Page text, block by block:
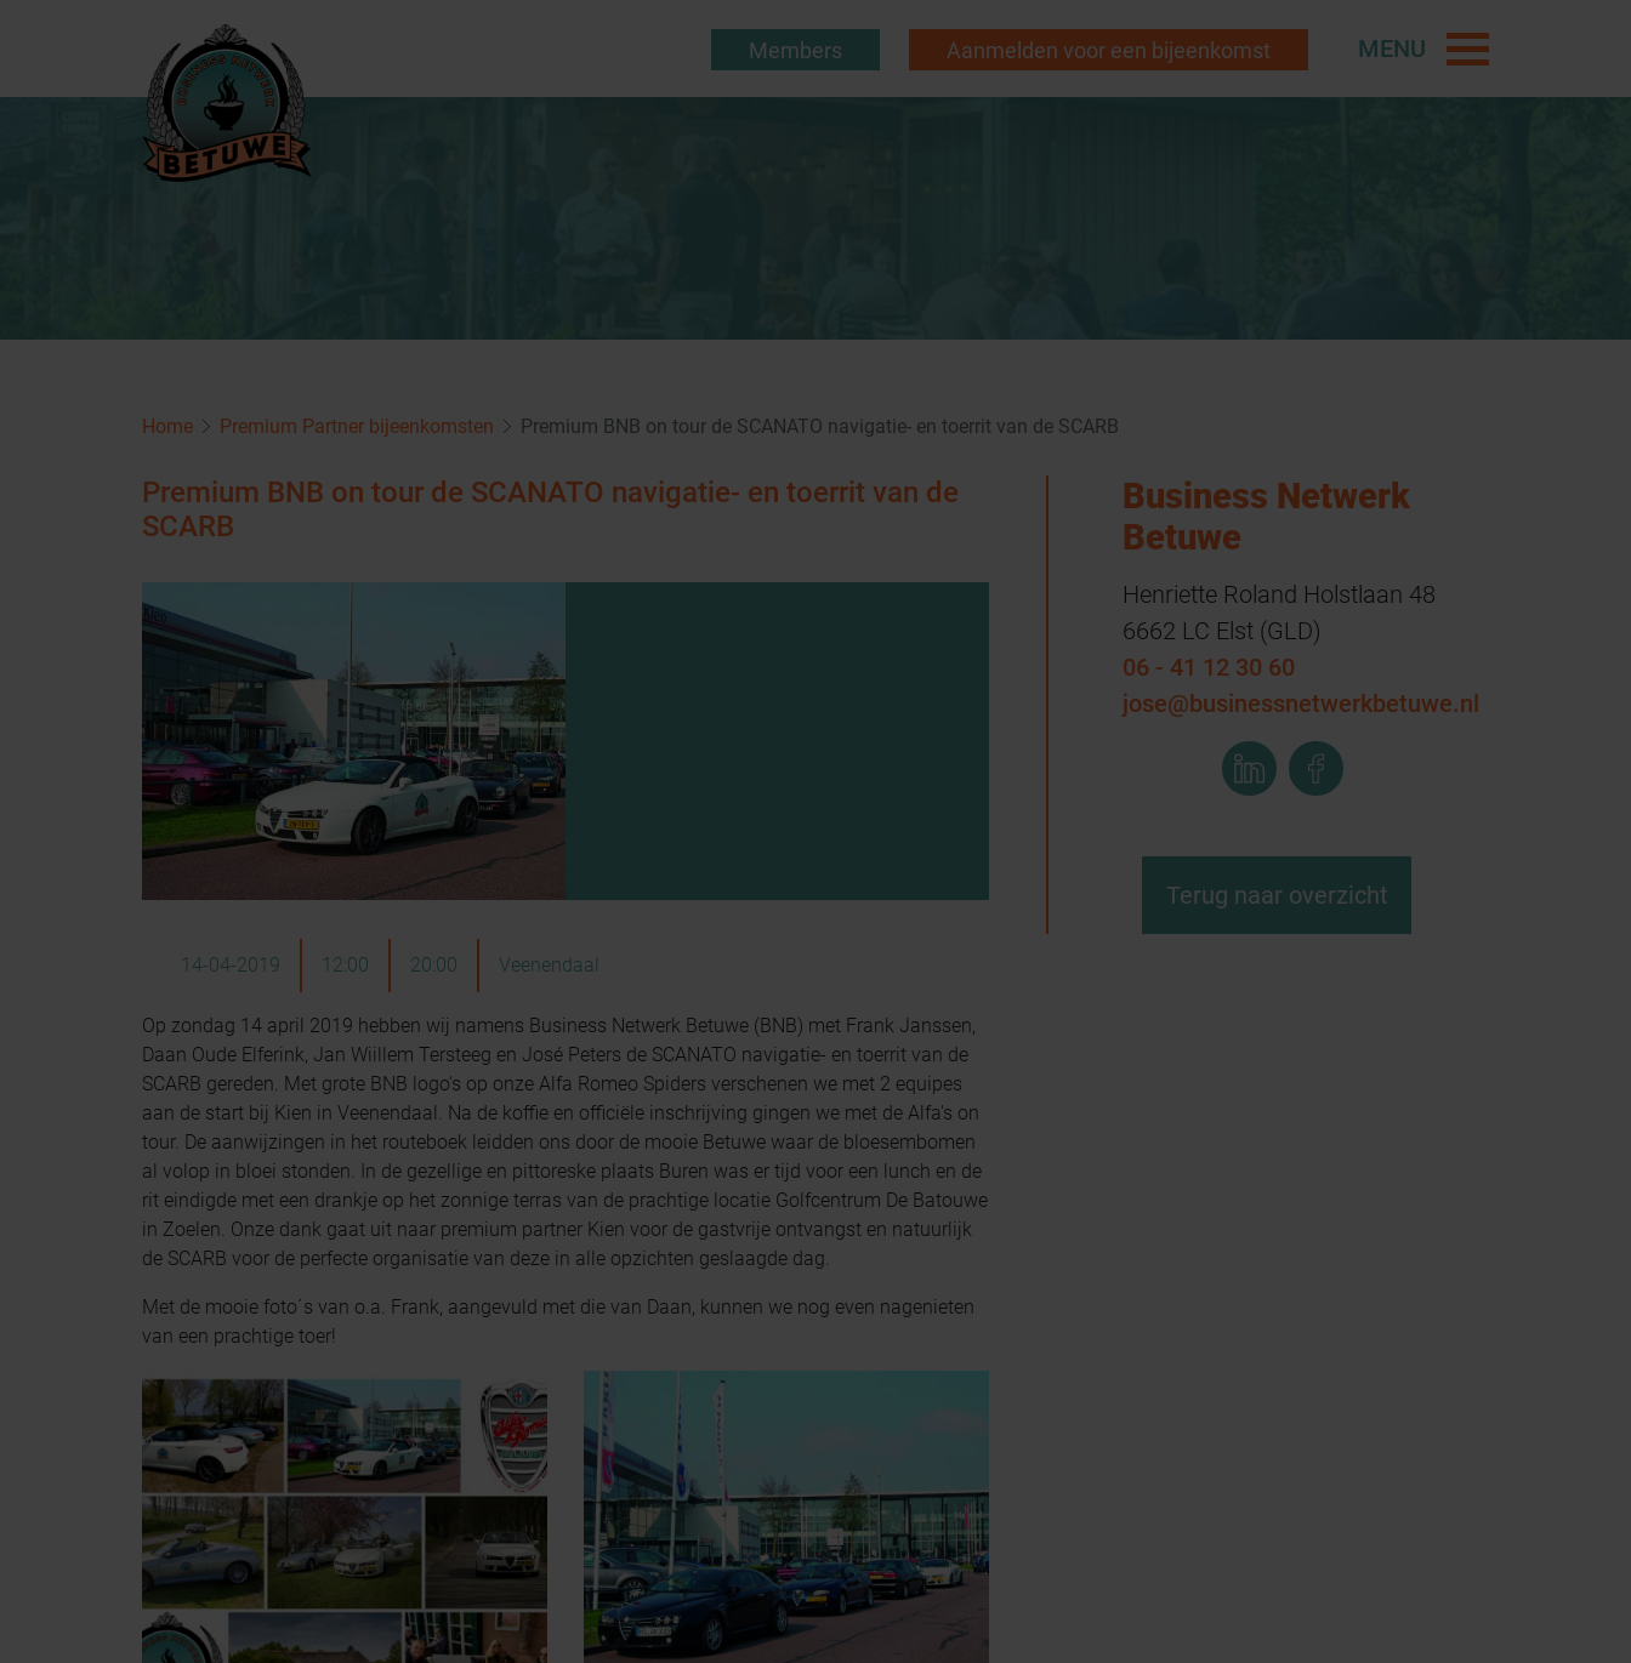
Members Aanmelden voor een bijeenkomst MENU
Home Premium Partner bijeenkomsten Premium BNB on tour de SCANATO navigatie- en toerrit van de SCARB
Premium BNB on tour de SCANATO navigatie- en toerrit van de
SCARB
14-04-2019 12:00 20:00 Veenendaal
Op zondag 14 april 2019 hebben wij namens Business Netwerk Betuwe (BNB) met Frank Janssen,
Daan Oude Elferink, Jan Wiillem Tersteeg en José Peters de SCANATO navigatie- en toerrit van de
SCARB gereden. Met grote BNB logo's op onze Alfa Romeo Spiders verschenen we met 2 equipes
aan de start bij Kien in Veenendaal. Na de koffie en officiële inschrijving gingen we met de Alfa's on
tour. De aanwijzingen in het routeboek leidden ons door de mooie Betuwe waar de bloesembomen
al volop in bloei stonden. In de gezellige en pittoreske plaats Buren was er tijd voor een lunch en de
rit eindigde met een drankje op het zonnige terras van de prachtige locatie Golfcentrum De Batouwe
in Zoelen. Onze dank gaat uit naar premium partner Kien voor de gastvrije ontvangst en natuurlijk
de SCARB voor de perfecte organisatie van deze in alle opzichten geslaagde dag.
Met de mooie foto´s van o.a. Frank, aangevuld met die van Daan, kunnen we nog even nagenieten
van een prachtige toer!
Business Netwerk
Betuwe
Henriette Roland Holstlaan 48
6662 LC Elst (GLD)
06 - 41 12 30 60
jose@businessnetwerkbetuwe.nl
Terug naar overzicht